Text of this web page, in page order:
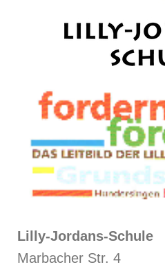
Lilly-Jordans-Schule
Marbacher Str. 4